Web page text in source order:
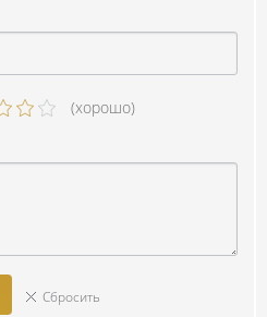
(хорошо)
Сбросить